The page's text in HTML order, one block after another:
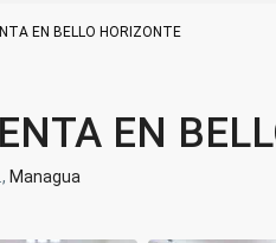
EN BELLO HORIZONTE
EN
Managua